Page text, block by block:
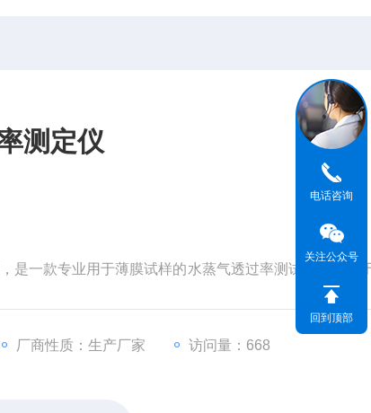
测定仪
是一款专业用于薄膜试样的水蒸气透过率测试仪，适用
等多种材料的水蒸气透过率的测定。通过水蒸气透过
厂商性质：生产厂家 访问量：668
电话咨询
关注公众号
回到顶部